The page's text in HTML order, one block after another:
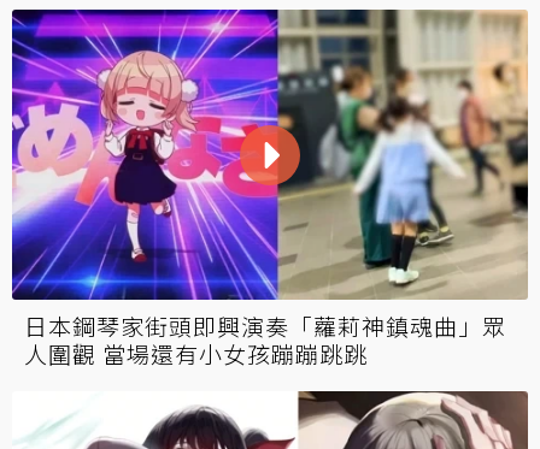
日本鋼琴家街頭即興演奏「蘿莉神鎮魂曲」眾
人圍觀 當場還有小女孩蹦蹦跳跳